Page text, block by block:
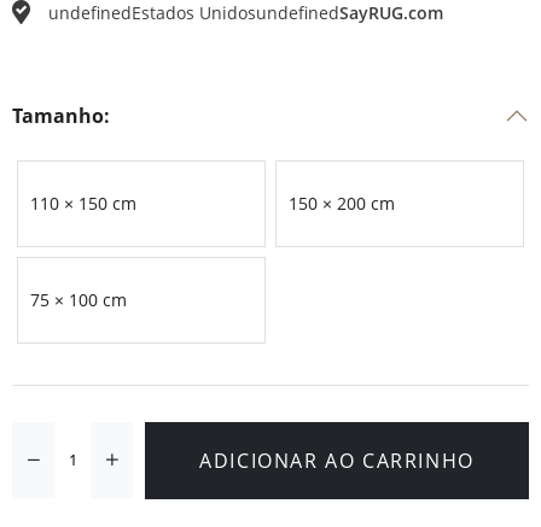
undefinedEstados UnidosundefinedSayRUG.com
Tamanho:
110 × 150 cm 150 × 200 cm
75 × 100 cm
ADICIONAR AO CARRINHO